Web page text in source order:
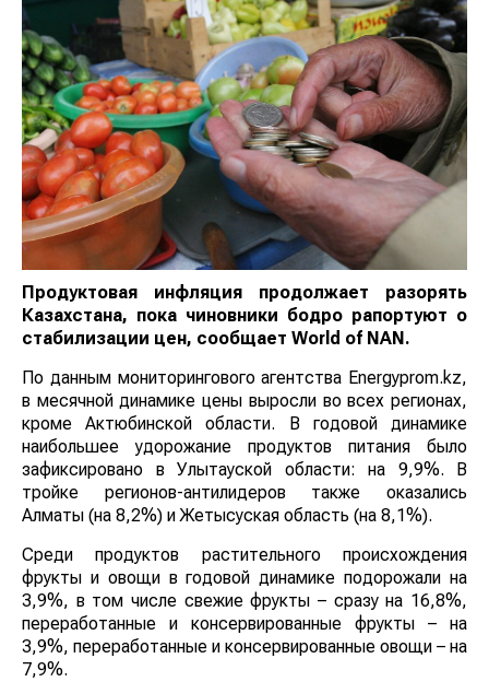
Продуктовая инфляция продолжает разорять
Казахстана, пока чиновники бодро рапортуют о
стабилизации цен, сообщаетWorld of NAN.
По данным мониторингового агентства
Energyprom.kz, в месячной динамике цены выросли
во всех регионах, кроме Актюбинской области. В
годовой динамике наибольшее удорожание продуктов
питания было зафиксировано в Улытауской области:
на 9,9%. В тройке регионов-антилидеров также
оказались Алматы (на 8,2%) и Жетысуская область (на
Среди продуктов растительного происхождения
фрукты и овощи в годовой динамике подорожали на
3,9%, в том числе свежие фрукты – сразу на 16,8%,
переработанные и консервированные фрукты – на
3,9%, переработанные и консервированные овощи –